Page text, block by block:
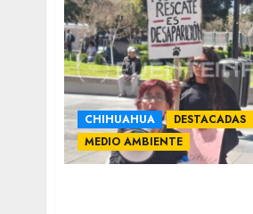
CHIHUAHUA DESTACADAS
MEDIO AMBIENTE